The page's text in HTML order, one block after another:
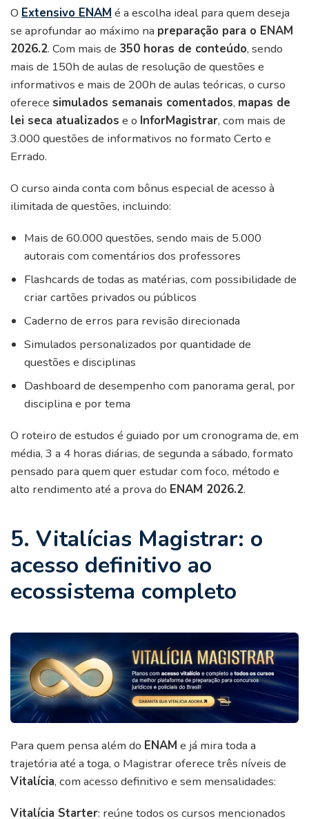
O Extensivo ENAM é a escolha ideal para quem deseja
se aprofundar ao máximo na preparação para o ENAM
2026.2. Com mais de 350 horas de conteúdo, sendo
mais de 150h de aulas de resolução de questões e
informativos e mais de 200h de aulas teóricas, o curso
oferece simulados semanais comentados, mapas de
lei seca atualizados e o InforMagistrar, com mais de
3.000 questões de informativos no formato Certo e
Errado.
O curso ainda conta com bônus especial de acesso à
ilimitada de questões, incluindo:
Mais de 60.000 questões, sendo mais de 5.000
autorais com comentários dos professores
Flashcards de todas as matérias, com possibilidade de
criar cartões privados ou públicos
Caderno de erros para revisão direcionada
Simulados personalizados por quantidade de
questões e disciplinas
Dashboard de desempenho com panorama geral, por
disciplina e por tema
O roteiro de estudos é guiado por um cronograma de, em
média, 3 a 4 horas diárias, de segunda a sábado, formato
pensado para quem quer estudar com foco, método e
alto rendimento até a prova do ENAM 2026.2.
5. Vitalícias Magistrar: o
acesso definitivo ao
ecossistema completo
Para quem pensa além do ENAM e já mira toda a
trajetória até a toga, o Magistrar oferece três níveis de
Vitalícia, com acesso definitivo e sem mensalidades:
Vitalícia Starter: reúne todos os cursos mencionados